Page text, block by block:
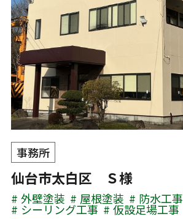
事務所
仙台市太白区 Ｓ様
外壁塗装 屋根塗装 防水工事
シーリング工事
仮設足場工事